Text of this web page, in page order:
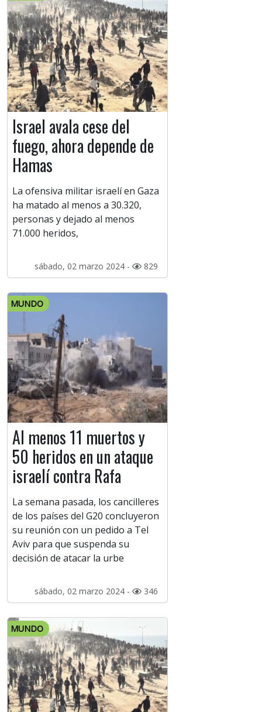
Israel avala cese del
fuego, ahora depende de
Hamas
La ofensiva militar israelí en Gaza
ha matado al menos a 30.320,
personas y dejado al menos
71.000 heridos,
sábado, 02 marzo 2024 - 829
MUNDO
Al menos 11 muertos y
50 heridos en un ataque
israelí contra Rafa
La semana pasada, los cancilleres
de los países del G20 concluyeron
su reunión con un pedido a Tel
Aviv para que suspenda su
decisión de atacar la urbe
sábado, 02 marzo 2024 - 346
MUNDO